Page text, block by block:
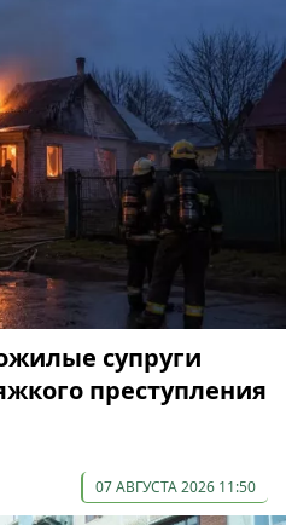
супруги
преступления
07 АВГУСТА 2026 11:50